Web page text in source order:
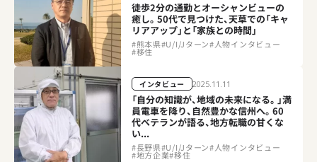
徒歩2分の通勤とオーシャンビューの
癒し。50代で見つけた、天草での「キャ
リアアップ」と「家族との時間」
#熊本県#U/I/Jターン#人物インタビュー
#移住
インタビュー 2025.11.11
「自分の知識が、地域の未来になる。」満
員電車を降り、自然豊かな信州へ。60
代ベテランが語る、地方転職の甘くな
い...
#長野県#U/I/Jターン#人物インタビュー
#地方企業#移住